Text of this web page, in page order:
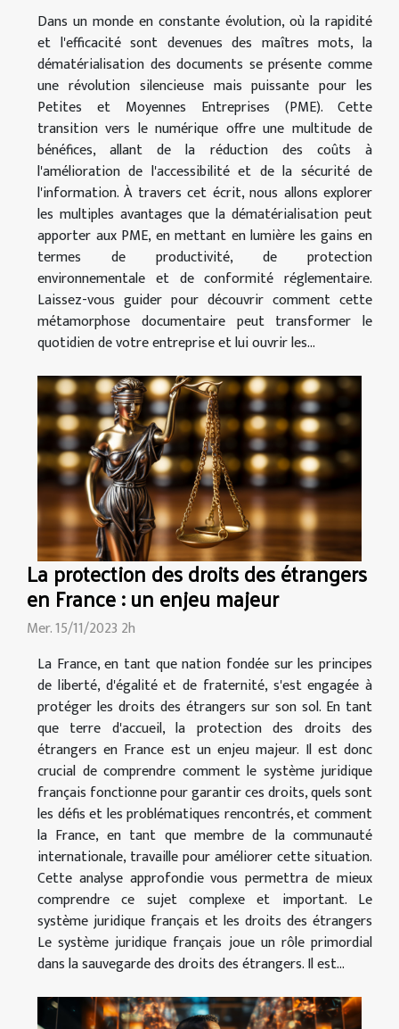
Dans un monde en constante évolution, où la rapidité
et l'efficacité sont devenues des maîtres mots, la
dématérialisation des documents se présente comme
une révolution silencieuse mais puissante pour les
Petites et Moyennes Entreprises (PME). Cette
transition vers le numérique offre une multitude de
bénéfices, allant de la réduction des coûts à
l'amélioration de l'accessibilité et de la sécurité de
l'information. À travers cet écrit, nous allons explorer
les multiples avantages que la dématérialisation peut
apporter aux PME, en mettant en lumière les gains en
termes de productivité, de protection
environnementale et de conformité réglementaire.
Laissez-vous guider pour découvrir comment cette
métamorphose documentaire peut transformer le
quotidien de votre entreprise et lui ouvrir les...
La protection des droits des étrangers
en France : un enjeu majeur
Mer. 15/11/2023 2h
La France, en tant que nation fondée sur les principes
de liberté, d'égalité et de fraternité, s'est engagée à
protéger les droits des étrangers sur son sol. En tant
que terre d'accueil, la protection des droits des
étrangers en France est un enjeu majeur. Il est donc
crucial de comprendre comment le système juridique
français fonctionne pour garantir ces droits, quels sont
les défis et les problématiques rencontrés, et comment
la France, en tant que membre de la communauté
internationale, travaille pour améliorer cette situation.
Cette analyse approfondie vous permettra de mieux
comprendre ce sujet complexe et important. Le
système juridique français et les droits des étrangers
Le système juridique français joue un rôle primordial
dans la sauvegarde des droits des étrangers. Il est...